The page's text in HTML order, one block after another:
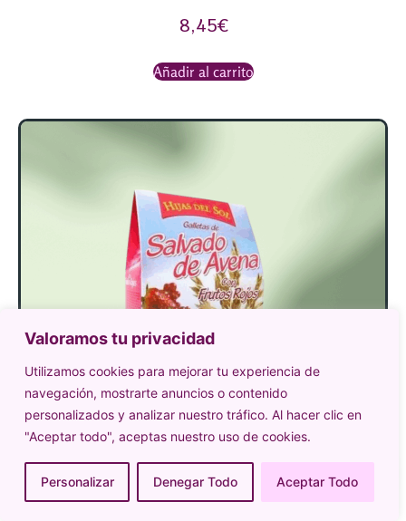
Valoramos tu privacidad
Utilizamos cookies para mejorar tu experiencia de
navegación, mostrarte anuncios o contenido
personalizados y analizar nuestro tráfico. Al hacer clic en
"Aceptar todo", aceptas nuestro uso de cookies.
Personalizar Denegar Todo Aceptar Todo
8,45€
Añadir al carrito